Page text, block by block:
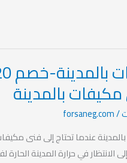
بالمدينة
/
forsaneg.com
عندما تحتاج إلى فنى
الانتظار في حرارة المدينة